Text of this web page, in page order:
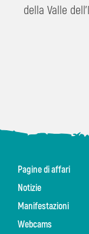
della Valle
Pagine di affari
Notizie
Manifestazioni
Webcams